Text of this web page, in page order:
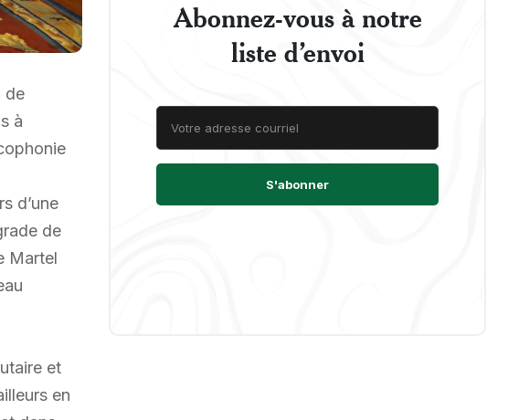
de
à
d’une
de
Martel
et
en
Abonnez-vous à notre
liste d’envoi